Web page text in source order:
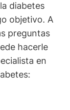
diabetes
objetivo. A
preguntas
hacerle
en